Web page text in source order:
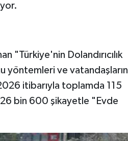
"Türkiye'nin Dolandırıcılık
yöntemleri ve vatandaşların
itibarıyla toplamda 115
26 bin 600 şikayetle "Evde